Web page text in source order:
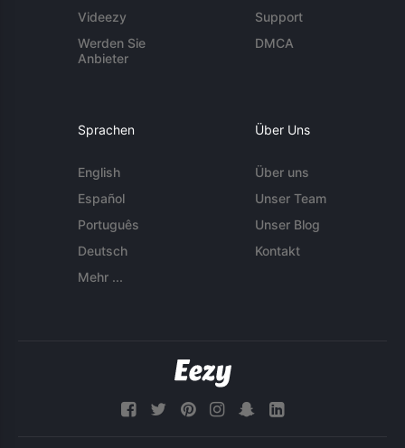
Videezy
Werden Sie
Anbieter
Support
DMCA
Sprachen
English
Español
Português
Deutsch
Mehr ...
Über Uns
Über uns
Unser Team
Unser Blog
Kontakt